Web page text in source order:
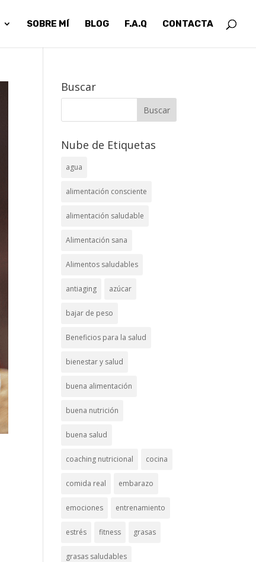
SOBRE MÍ BLOG F.A.Q CONTACTA
Buscar
Nube de Etiquetas
agua
alimentación consciente
alimentación saludable
Alimentación sana
Alimentos saludables
antiaging azúcar
bajar de peso
Beneficios para la salud
bienestar y salud
buena alimentación
buena nutrición
buena salud
coaching nutricional cocina
comida real embarazo
emociones entrenamiento
estrés fitness grasas
grasas saludables